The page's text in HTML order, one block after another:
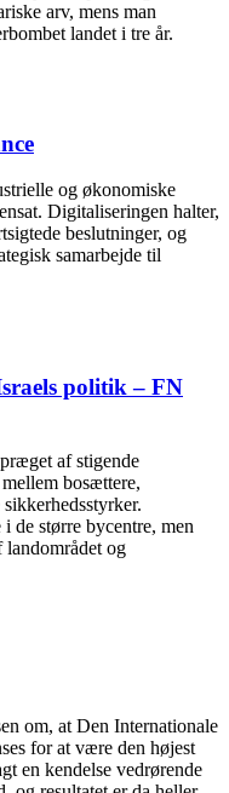
arv, mens man
landet i tre år.
og økonomiske
Digitaliseringen halter,
beslutninger, og
samarbejde til
politik – FN
af stigende
bosættere,
de større bycentre, men
landområdet og
om, at Den Internationale
for at være den højest
en kendelse vedrørende